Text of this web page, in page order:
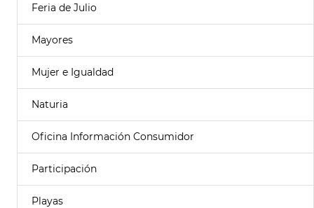
Feria de Julio
Mayores
Mujer e Igualdad
Naturia
Oficina Información Consumidor
Participación
Playas